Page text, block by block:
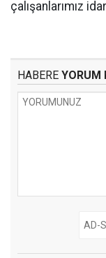
çalışanlarımız
HABERE YORUM